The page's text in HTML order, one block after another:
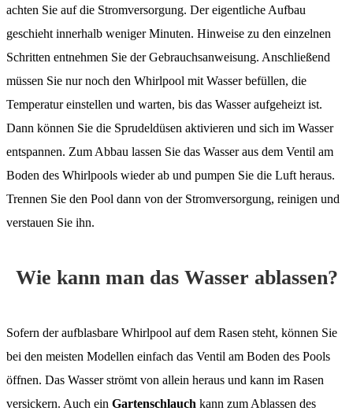
achten Sie auf die Stromversorgung. Der eigentliche Aufbau
geschieht innerhalb weniger Minuten. Hinweise zu den einzelnen
Schritten entnehmen Sie der Gebrauchsanweisung. Anschließend
müssen Sie nur noch den Whirlpool mit Wasser befüllen, die
Temperatur einstellen und warten, bis das Wasser aufgeheizt ist.
Dann können Sie die Sprudeldüsen aktivieren und sich im Wasser
entspannen. Zum Abbau lassen Sie das Wasser aus dem Ventil am
Boden des Whirlpools wieder ab und pumpen Sie die Luft heraus.
Trennen Sie den Pool dann von der Stromversorgung, reinigen und
verstauen Sie ihn.
Wie kann man das Wasser ablassen?
Sofern der aufblasbare Whirlpool auf dem Rasen steht, können Sie
bei den meisten Modellen einfach das Ventil am Boden des Pools
öffnen. Das Wasser strömt von allein heraus und kann im Rasen
versickern. Auch ein Gartenschlauch kann zum Ablassen des